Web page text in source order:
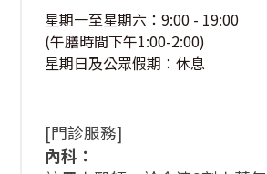
星期一至星期六：9:00 - 19:00
(午膳時間下午1:00-2:00)
星期日及公眾假期：休息
[門診服務]
內科：